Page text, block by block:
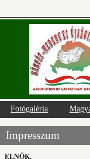
Fotógaléria
Impresszum
ELNÖK,